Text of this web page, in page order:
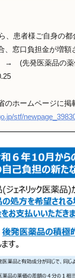
、患者様ご自身の
、窓口負担金が増額
→ (先発医薬品の
のホームページに掲
stf/